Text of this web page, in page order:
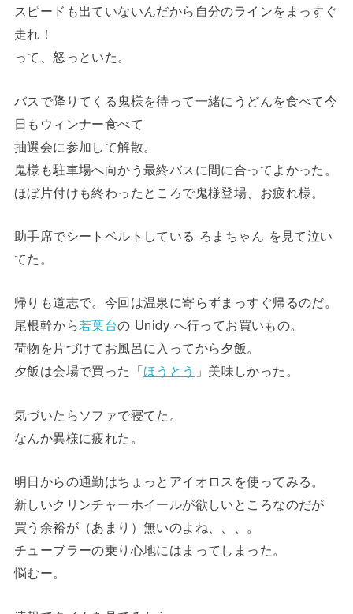
スピードも出ていないんだから自分のラインをまっすぐ
走れ！
って、怒っといた。
バスで降りてくる鬼様を待って一緒にうどんを食べて今
日もウィンナー食べて
抽選会に参加して解散。
鬼様も駐車場へ向かう最終バスに間に合ってよかった。
ほぼ片付けも終わったところで鬼様登場、お疲れ様。
助手席でシートベルトしている ろまちゃん を見て泣い
てた。
帰りも道志で。今回は温泉に寄らずまっすぐ帰るのだ。
尾根幹から若葉台の Unidy へ行ってお買いもの。
荷物を片づけてお風呂に入ってから夕飯。
夕飯は会場で買った「ほうとう 」美味しかった。
気づいたらソファで寝てた。
なんか異様に疲れた。
明日からの通勤はちょっとアイオロスを使ってみる。
新しいクリンチャーホイールが欲しいところなのだが
買う余裕が（あまり）無いのよね、、、。
チューブラーの乗り心地にはまってしまった。
悩むー。